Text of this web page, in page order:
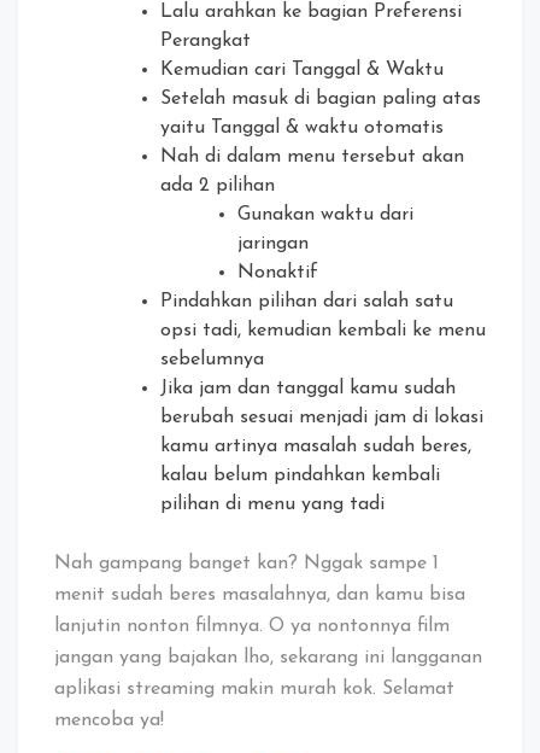
Lalu arahkan ke bagian Preferensi
Perangkat
Kemudian cari Tanggal & Waktu
Setelah masuk di bagian paling atas
yaitu Tanggal & waktu otomatis
Nah di dalam menu tersebut akan
ada 2 pilihan
Gunakan waktu dari
jaringan
Nonaktif
Pindahkan pilihan dari salah satu
opsi tadi, kemudian kembali ke menu
sebelumnya
Jika jam dan tanggal kamu sudah
berubah sesuai menjadi jam di lokasi
kamu artinya masalah sudah beres,
kalau belum pindahkan kembali
pilihan di menu yang tadi
Nah gampang banget kan? Nggak sampe 1
menit sudah beres masalahnya, dan kamu bisa
lanjutin nonton filmnya. O ya nontonnya film
jangan yang bajakan lho, sekarang ini langganan
aplikasi streaming makin murah kok. Selamat
mencoba ya!